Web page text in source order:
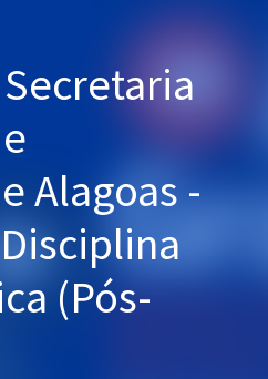
Secretaria
Alagoas -
(Pós-